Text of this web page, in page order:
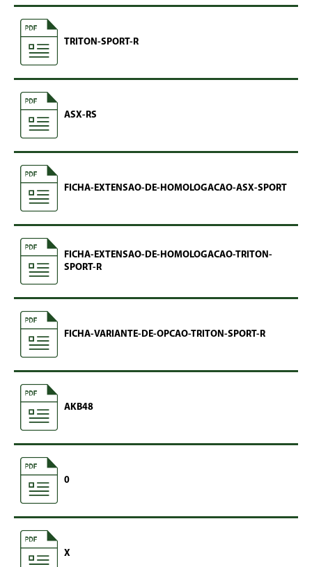
TRITON-SPORT-R
ASX-RS
FICHA-EXTENSAO-DE-HOMOLOGACAO-ASX-SPORT
FICHA-EXTENSAO-DE-HOMOLOGACAO-TRITON-
SPORT-R
FICHA-VARIANTE-DE-OPCAO-TRITON-SPORT-R
AKB48
0
X